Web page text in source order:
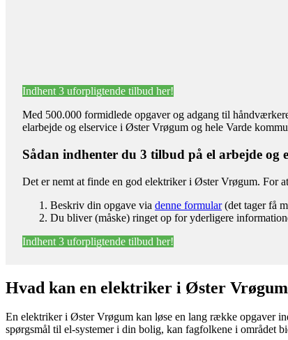
Indhent 3 uforpligtende tilbud her!
Med 500.000 formidlede opgaver og adgang til
elarbejde og elservice i Øster Vrøgum og hele Varde
Sådan indhenter du 3 tilbud på el arbejde og
Det er nemt at finde en god elektriker i Øster Vrøgum. For
Beskriv din opgave via denne formular(det tager få
Du bliver (måske) ringet op for yderligere
Indhent 3 uforpligtende tilbud her!
Hvad kan en elektriker i Øster
En elektriker i Øster Vrøgum kan løse en lang række opgaver
spørgsmål til el-systemer i din bolig, kan fagfolkene i området